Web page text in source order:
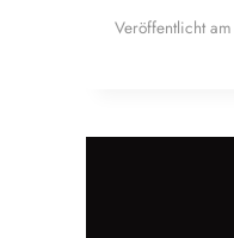
Veröffentlicht am